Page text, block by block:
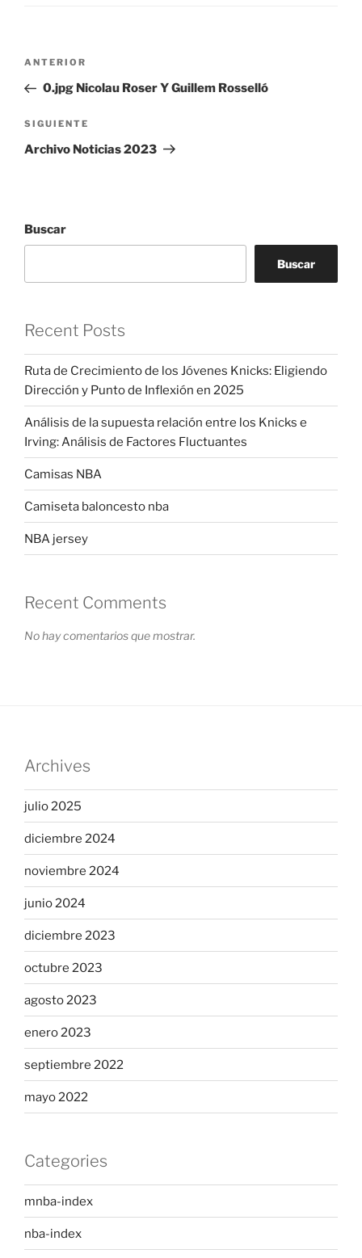
Navegación
entradas
Entrada
anterior:
ANTERIOR
0.jpg Nicolau Roser Y Guillem Rosselló
Siguiente
entrada
SIGUIENTE
Archivo Noticias 2023
Buscar
Buscar
Recent Posts
Ruta de Crecimiento de los Jóvenes Knicks: Eligiendo
Dirección y Punto de Inflexión en 2025
Análisis de la supuesta relación entre los Knicks e
Irving: Análisis de Factores Fluctuantes
Camisas NBA
Camiseta baloncesto nba
NBA jersey
Recent Comments
No hay comentarios que mostrar.
Archives
julio 2025
diciembre 2024
noviembre 2024
junio 2024
diciembre 2023
octubre 2023
agosto 2023
enero 2023
septiembre 2022
mayo 2022
Categories
mnba-index
nba-index